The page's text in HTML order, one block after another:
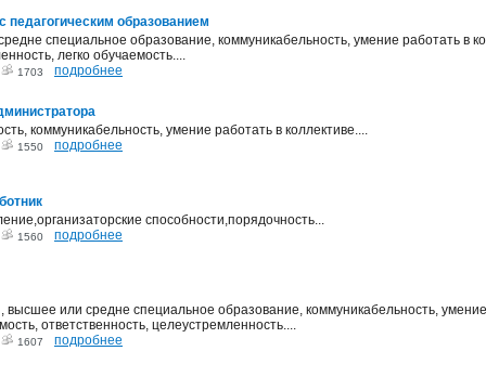
педагогическим образованием
специальное образование, коммуникабельность, умение работать в
легко обучаемость....
1703 подробнее
коммуникабельность, умение работать в коллективе....
1550 подробнее
способности,порядочность...
1560 подробнее
или средне специальное образование, коммуникабельность, умение
ответственность, целеустремленность....
1607 подробнее